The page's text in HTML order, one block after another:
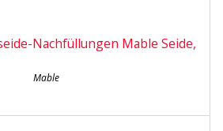
Nachfüllungen Mable Seide,
Mable